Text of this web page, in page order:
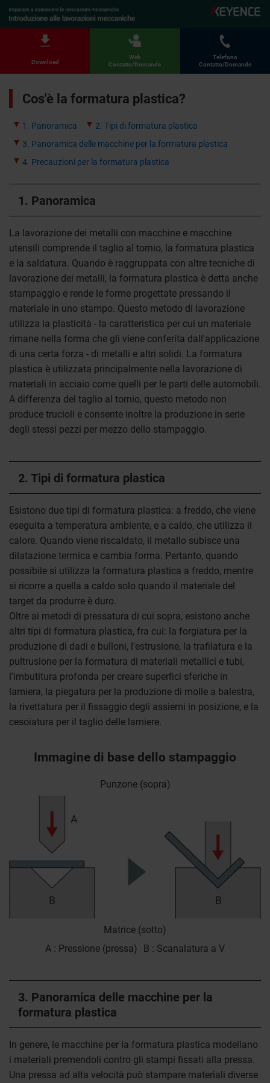
Download
Web
Contatto/Domande
Telefono
Contatto/Domande
Cos'è la formatura plastica?
1. Panoramica
2. Tipi di formatura plastica
3. Panoramica delle macchine per la formatura plastica
4. Precauzioni per la formatura plastica
1. Panoramica
La lavorazione dei metalli con macchine e macchine
utensili comprende il taglio al tornio, la formatura plastica
e la saldatura. Quando è raggruppata con altre tecniche di
lavorazione dei metalli, la formatura plastica è detta anche
stampaggio e rende le forme progettate pressando il
materiale in uno stampo. Questo metodo di lavorazione
utilizza la plasticità - la caratteristica per cui un materiale
rimane nella forma che gli viene conferita dall'applicazione
di una certa forza - di metalli e altri solidi. La formatura
plastica è utilizzata principalmente nella lavorazione di
materiali in acciaio come quelli per le parti delle automobili.
A differenza del taglio al tornio, questo metodo non
produce trucioli e consente inoltre la produzione in serie
degli stessi pezzi per mezzo dello stampaggio.
2. Tipi di formatura plastica
Esistono due tipi di formatura plastica: a freddo, che viene
eseguita a temperatura ambiente, e a caldo, che utilizza il
calore. Quando viene riscaldato, il metallo subisce una
dilatazione termica e cambia forma. Pertanto, quando
possibile si utilizza la formatura plastica a freddo, mentre
si ricorre a quella a caldo solo quando il materiale del
target da produrre è duro.
Oltre ai metodi di pressatura di cui sopra, esistono anche
altri tipi di formatura plastica, fra cui: la forgiatura per la
produzione di dadi e bulloni, l'estrusione, la trafilatura e la
pultrusione per la formatura di materiali metallici e tubi,
l'imbutitura profonda per creare superfici sferiche in
lamiera, la piegatura per la produzione di molle a balestra,
la rivettatura per il fissaggio degli assiemi in posizione, e la
cesoiatura per il taglio delle lamiere.
Immagine di base dello stampaggio
Punzone (sopra)
Matrice (sotto)
A
Pressione (pressa) B Scanalatura a V
3. Panoramica delle macchine per la
formatura plastica
In genere, le macchine per la formatura plastica modellano
i materiali premendoli contro gli stampi fissati alla pressa.
Una pressa ad alta velocità può stampare materiali diverse